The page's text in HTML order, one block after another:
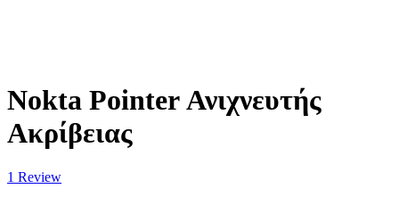
Nokta Pointer Ανιχνευτής
Ακρίβειας
1 Review